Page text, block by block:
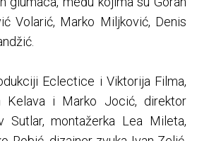
Volarić, Marko Miljković, Denis
Eclectice i Viktorija Filma,
Kelava i Marko Jocić, direktor
Sutlar, montažerka Lea Mileta,